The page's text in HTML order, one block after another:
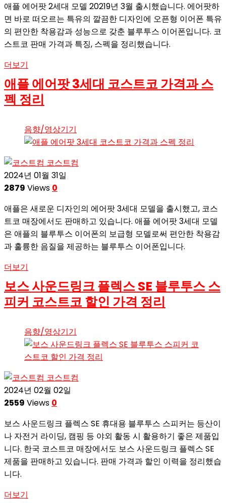
애플 에어팟 2세대 모델 20219년 3월 출시했습니다. 에어팟하
면 바로 떠오르는 특유의 깔끔한 디자인에 오픈형 이어폰 특유
의 편안한 착용감과 성능으로 갖춘 블루투스 이어폰입니다. 코
스트코 판매 가격과 특징, 스펙을 정리했습니다.
더보기
애플 에어팟 3세대 코스트코 가격과 스
펙 정리
음향/영상기기
코스트컴
2024년 01월 31일
2879 Views 0
애플은 새로운 디자인의 에어팟 3세대 모델을 출시했고, 코스
트코 매장에서도 판매하고 있습니다. 애플 에어팟 3세대 모델
은 애플의 블루투스 이어폰의 보급형 모델로써 편안한 착용감
과 훌륭한 음질을 제공하는 블루투스 이어폰입니다.
더보기
보스 사운드링크 플렉스 SE 블루투스 스
피커 코스트코 할인 가격 정리
음향/영상기기
코스트컴
2024년 02월 02일
2559 Views 0
보스 사운드링크 플렉스 SE 휴대용 블루투스 스피커는 등산이
나 자전거 라이딩, 캠핑 등 야외 활동 시 활용하기 좋은 제품입
니다. 한국 코스트코 매장에서도 보스 사운드링크 플렉스 SE
제품을 판매하고 있습니다. 판매 가격과 할인 이력을 정리했습
니다.
더보기